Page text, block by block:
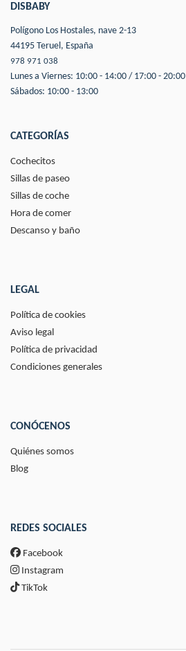
DISBABY
Polígono Los Hostales, nave 2-13
44195 Teruel, España
978 971 038
Lunes a Viernes: 10:00 - 14:00 / 17:00 - 20:00
Sábados: 10:00 - 13:00
CATEGORÍAS
Cochecitos
Sillas de paseo
Sillas de coche
Hora de comer
Descanso y baño
LEGAL
Política de cookies
Aviso legal
Política de privacidad
Condiciones generales
CONÓCENOS
Quiénes somos
Blog
REDES SOCIALES
Facebook
Instagram
TikTok